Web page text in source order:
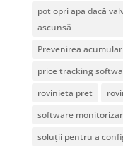
pot opri apa dacă
ascunsă
Prevenirea
price tracking
rovinieta pret
software
soluții pentru a